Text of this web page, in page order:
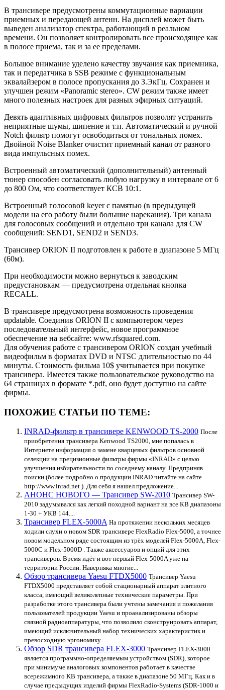
В трансивере предусмотрены коммутационные вариации
приемных и передающей антенн. На дисплей может быть
выведен анализатор спектра, работающий в реальном
времени. Он позволяет контролировать все происходящее как
в полосе приема, так и за ее пределами.
Большое внимание уделено качеству звучания как приемника,
так и передатчика в SSB режиме с функциональным
эквалайзером в полосе пропускания до З.ЭкГц. Сохранен и
улучшен режим «Panoramic stereo». CW режим также имеет
много полезных настроек для разных эфирных ситуаций.
Девять адаптивных цифровых фильтров позволят устранить
неприятные шумы, шипение и т.п. Автоматический и ручной
Notch фильтр помогут освободиться от тональных помех.
Двойной Noise Blanker очистит приемный канал от разного
вида импульсных помех.
Встроенный автоматический (дополнительный) антенный
тюнер способен согласовать любую нагрузку в интервале от 6
до 800 Ом, что соответствует КСВ 10:1.
Встроенный голосовой keyer с памятью (в предыдущей
модели на его работу были большие нарекания). Три канала
для голосовых сообщений и отдельно три канала для CW
сообщений: SEND1, SEND2 и SEND3.
Трансивер ORION II подготовлен к работе в диапазоне 5 МГц
(60м).
При необходимости можно вернуться к заводским
предустановкам — предусмотрена отдельная кнопка
RECALL.
В трансивере предусмотрена возможность проведения
updatable. Соединив ORION II с компьютером через
последовательный интерфейс, новое программное
обеспечение на вебсайте: www.rfsquared.com.
Для обучения работе с трансивером ORION создан учебный
видеофильм в форматах DVD и NTSC длительностью по 44
минуты. Стоимость фильма 10$ учитывается при покупке
трансивера. Имеется также пользовательское руководство на
64 страницах в формате *.pdf, оно будет доступно на сайте
фирмы.
ПОХОЖИЕ СТАТЬИ ПО ТЕМЕ:
INRAD-фильтр в трансивере KENWOOD TS-2000 После
приобретения трансивера Kenwood TS2000, мне попалась в
Интернете информация о замене кварцевых фильтров основной
селекции на прецизионные фильтры фирмы «INRAD» с целью
улучшения избирательности по соседнему каналу. Предприняв
поиски (более подробно о продукции INRAD читайте на сайте
http://www.inrad.net ). Для себя я нашел предложение...
АНОНС НОВОГО — Трансивер SW-2010 Трансивер SW-
2010 задумывался как легкий походной вариант на все КВ диапазоны
1-30 + УКВ 144....
Трансивер FLEX-5000A На протяжении нескольких месяцев
ходили слухи о новом SDR трансивере FlexRadio Flex-5000, а точнее
новом модельном ряде состоящим из трёх моделей Flex-5000A, Flex-
5000C и Flex-5000D . Также аксессуаров и опций для этих
трансиверов. Время идёт и вот первый Flex-5000A уже на
территории России. Наверняка многие...
Обзор трансивера Yaesu FTDX5000 Трансивер Yaesu
FTDX5000 представляет собой стационарный аппарат элитного
класса, имеющий великолепные технические параметры. При
разработке этого трансивера были учтены замечания и пожелания
пользователей продукции Yaesu и проанализированы обзоры
связной радиоаппаратуры, что позволило сконструировать аппарат,
имеющий исключительный набор технических характеристик и
превосходную эргономику....
Обзор SDR трансивера FLEX-3000 Трансивер FLEX-3000
является программно-определяемым устройством (SDR), которое
при минимуме аналоговых компонентов работает в качестве
всережимного KB трансивера, а также в диапазоне 50 МГц. Как и в
случае предыдущих изделий фирмы FlexRadio-Systems (SDR-1000 и